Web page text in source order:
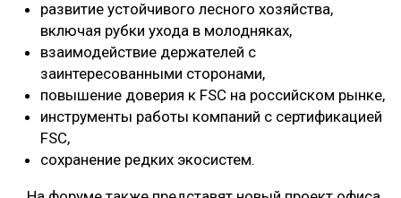
развитие устойчивого лесного хозяйства,
включая рубки ухода в молодняках,
взаимодействие держателей с
заинтересованными сторонами,
повышение доверия к FSC на российском рынке,
инструменты работы компаний с сертификацией
FSC,
сохранение редких экосистем.